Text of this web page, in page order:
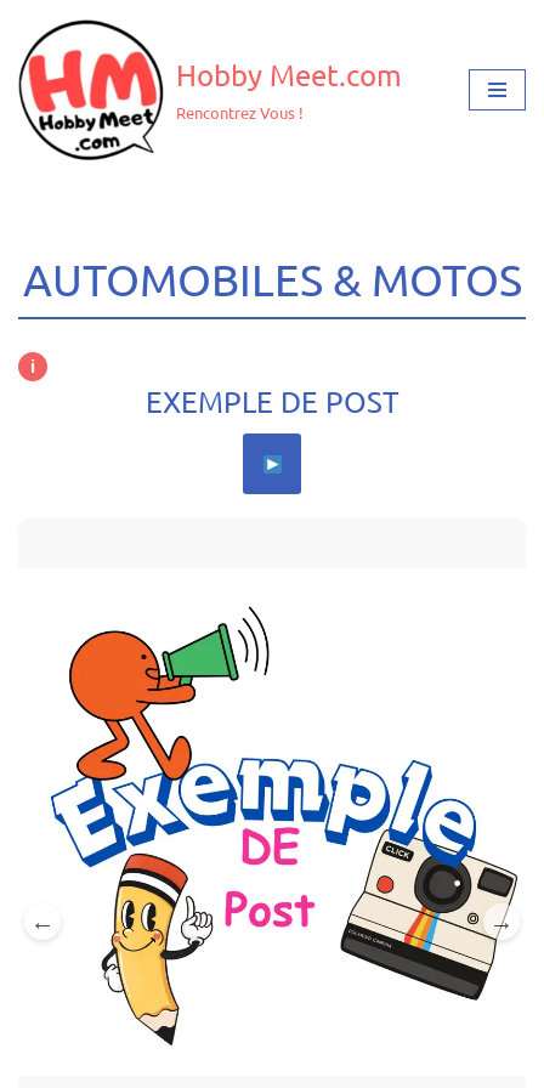
Aller
au
contenu
Hobby Meet.com
Rencontrez Vous !
AUTOMOBILES & MOTOS
i
EXEMPLE DE POST